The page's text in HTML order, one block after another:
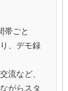
帯ごと
、デモ録
流など、
がらスタ